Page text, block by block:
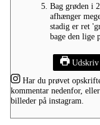
Bag grøden i
afhænger
stadig er ret
bage den lige
Har du prøvet
kommentar nedenfor,
billeder på instagram.